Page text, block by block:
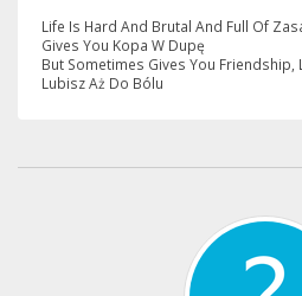
Life Is Hard And Brutal And Full Of
Gives You Kopa W Dupę
But Sometimes Gives You
Lubisz Aż Do Bólu